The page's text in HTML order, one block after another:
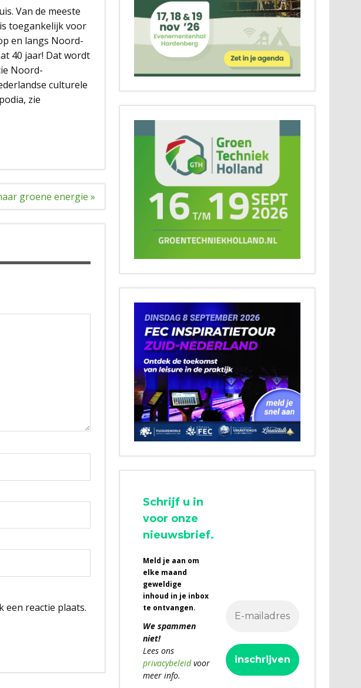
Van de meeste
toegankelijk voor
en langs Noord-
40 jaar! Dat wordt
Noord-
culturele
zie
groene energie »
een reactie plaats.
Schrijf u in
voor onze
nieuwsbrief.
Meld je aan om
elke maand
geweldige
inhoud in je inbox
te ontvangen.
We spammen
niet!
Lees ons
privacybeleidvoor
meer info.